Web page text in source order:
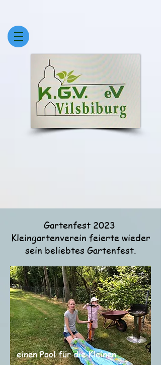
Gartenfest 2023
Kleingartenverein feierte wieder
sein beliebtes Gartenfest.
einen Pool für die Kleinen